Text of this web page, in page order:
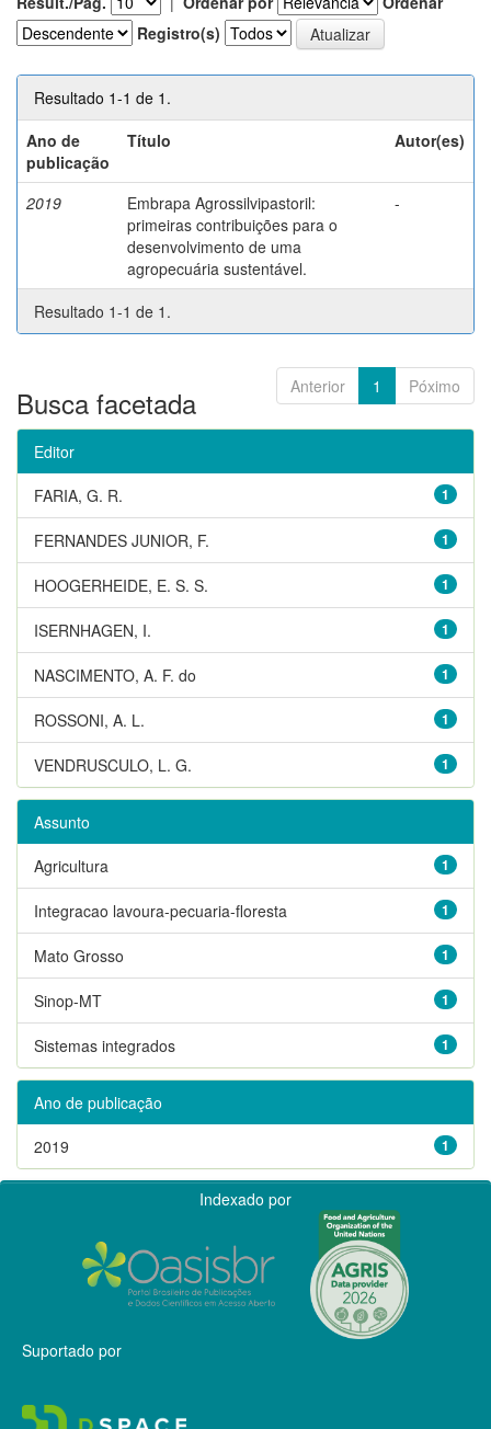
Registro(s)
Resultado 1-1 de 1.
Ano de
publicação
Título Autor(es)
2019
Embrapa Agrossilvipastoril:
primeiras contribuições para o
desenvolvimento de uma
agropecuária sustentável.
-
Resultado 1-1 de 1.
Anterior 1 Póximo
Busca facetada
Editor
1
FARIA, G. R.
1
FERNANDES JUNIOR, F.
1
HOOGERHEIDE, E. S. S.
1
ISERNHAGEN, I.
1
NASCIMENTO, A. F. do
1
ROSSONI, A. L.
1
VENDRUSCULO, L. G.
Assunto
1
Agricultura
1
Integracao lavoura-pecuaria-floresta
1
Mato Grosso
1
Sinop-MT
1
Sistemas integrados
Ano de publicação
1
2019
Indexado por
Suportado por